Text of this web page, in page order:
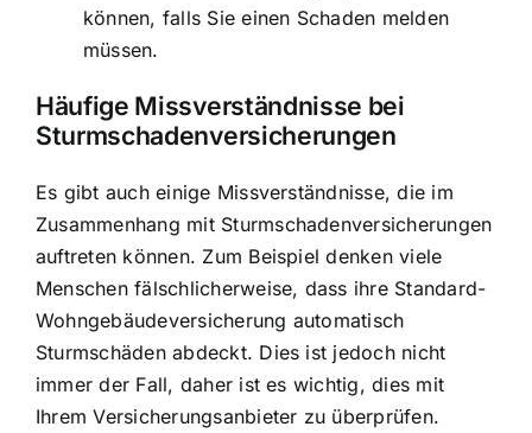
können, falls Sie einen Schaden melden
müssen.
Häufige Missverständnisse bei
Sturmschadenversicherungen
Es gibt auch einige Missverständnisse, die im
Zusammenhang mit Sturmschadenversicherungen
auftreten können. Zum Beispiel denken viele
Menschen fälschlicherweise, dass ihre Standard-
Wohngebäudeversicherung automatisch
Sturmschäden abdeckt. Dies ist jedoch nicht
immer der Fall, daher ist es wichtig, dies mit
Ihrem Versicherungsanbieter zu überprüfen.